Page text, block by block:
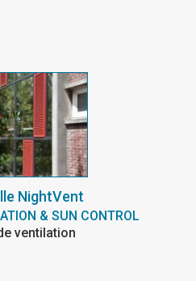
NightVent
& SUN CONTROL
ventilation